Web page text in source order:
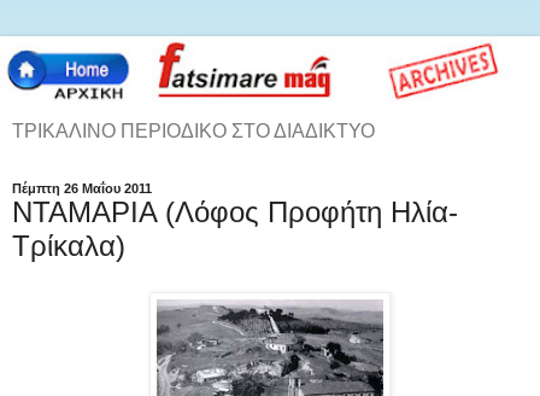
ΤΡΙΚΑΛΙΝΟ ΠΕΡΙΟΔΙΚΟ ΣΤΟ ΔΙΑΔΙΚΤΥΟ
Πέμπτη 26 Μαΐου 2011
ΝΤΑΜΑΡΙΑ (Λόφος Προφήτη Ηλία-
Τρίκαλα)